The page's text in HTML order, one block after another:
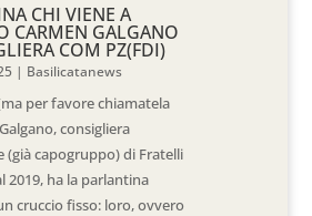
CHI VIENE A
CARMEN GALGANO
COM PZ(FDI)
| Basilicatanews
per favore chiamatela
consigliera
(già capogruppo) di Fratelli
2019, ha la parlantina
cruccio fisso: loro, ovvero